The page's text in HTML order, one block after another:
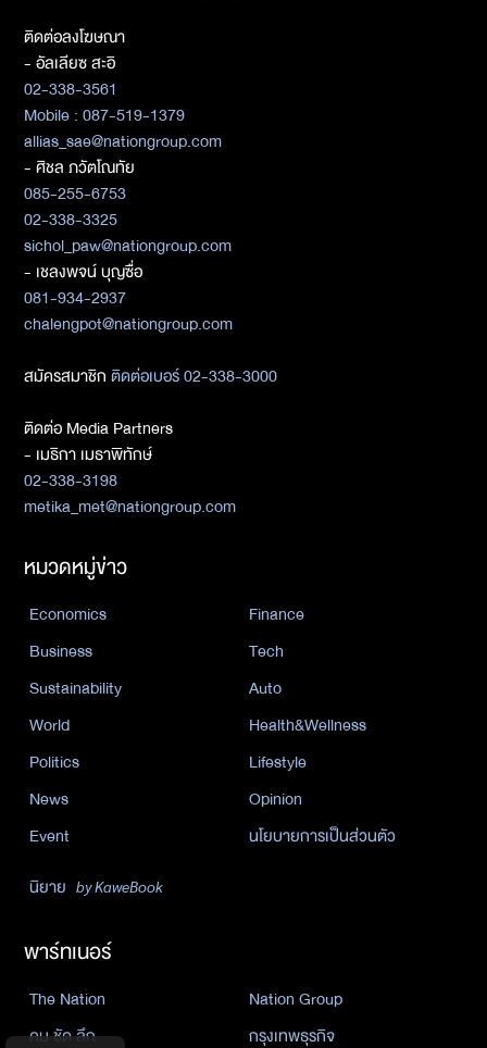
ติดต่อลงโฆษณา
- อัลเลียซ สะอิ
02-338-3561
Mobile : 087-519-1379
allias_sae@nationgroup.com
- ศิชล ภวัตโณทัย
085-255-6753
02-338-3325
sichol_paw@nationgroup.com
- เชลงพจน์ บุญซื่อ
081-934-2937
chalengpot@nationgroup.com
สมัครสมาชิกติดต่อเบอร์ 02-338-3000
ติดต่อ Media Partners
- เมธิกา เมธาพิทักษ์
02-338-3198
metika_met@nationgroup.com
หมวดหมู่ข่าว
Economics
Finance
Business
Tech
Sustainability
Auto
World
Health&Wellness
Politics
Lifestyle
News
Opinion
Event
นโยบายการเป็นส่วนตัว
นิยาย by KaweBook
พาร์ทเนอร์
The Nation
Nation Group
คม ชัด ลึก
กรุงเทพธุรกิจ